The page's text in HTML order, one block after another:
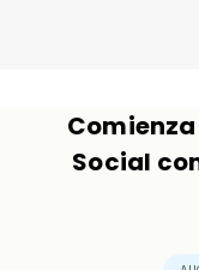
Social